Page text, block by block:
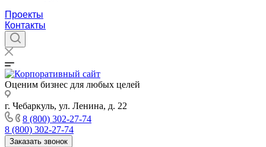
Проекты
Контакты
Оценим бизнес для любых целей
г. Чебаркуль, ул. Ленина, д. 22
8 (800) 302-27-74
8 (800) 302-27-74
Заказать звонок